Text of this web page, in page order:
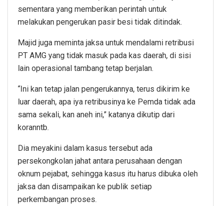
sementara yang memberikan perintah untuk
melakukan pengerukan pasir besi tidak ditindak.
Majid juga meminta jaksa untuk mendalami retribusi
PT AMG yang tidak masuk pada kas daerah, di sisi
lain operasional tambang tetap berjalan.
“Ini kan tetap jalan pengerukannya, terus dikirim ke
luar daerah, apa iya retribusinya ke Pemda tidak ada
sama sekali, kan aneh ini,” katanya dikutip dari
koranntb.
Dia meyakini dalam kasus tersebut ada
persekongkolan jahat antara perusahaan dengan
oknum pejabat, sehingga kasus itu harus dibuka oleh
jaksa dan disampaikan ke publik setiap
perkembangan proses.